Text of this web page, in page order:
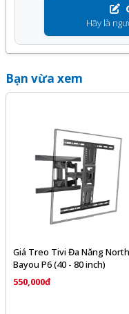
Hãy là
Bạn vừa xem
Giá Treo Tivi Đa Năng North
Bayou P6 (40 - 80 inch)
550,000đ